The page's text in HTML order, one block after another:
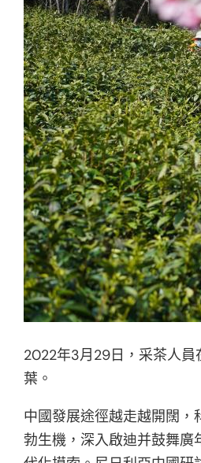
2022年3月29日，采茶人員
葉。
中國發展途徑越走越開闊，
勃生機，深入啟迪并鼓舞廣